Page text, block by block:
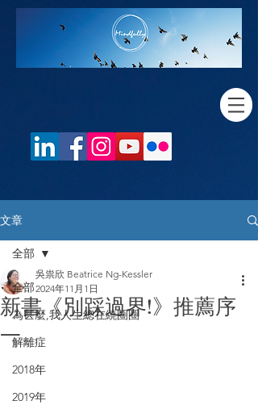
文章
全部
為甚麼,我人生總在繞圈圈
解離症
2018年
2019年
全部
新書《別踩過界!》推薦序
一
吳祟欣 Beatrice Ng-Kessler
2024年11月1日